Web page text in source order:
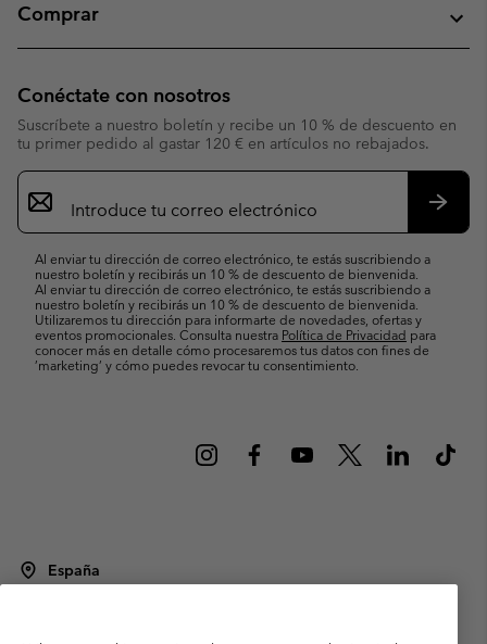
Comprar
Conéctate con nosotros
Suscríbete a nuestro boletín y recibe un 10 % de descuento en
tu primer pedido al gastar 120 € en artículos no rebajados.
Suscripción
de
correo
Al enviar tu dirección de correo electrónico, te estás suscribiendo a
nuestro boletín y recibirás un 10 % de descuento de bienvenida.
Al enviar tu dirección de correo electrónico, te estás suscribiendo a
nuestro boletín y recibirás un 10 % de descuento de bienvenida.
Utilizaremos tu dirección para informarte de novedades, ofertas y
eventos promocionales. Consulta nuestra Política de Privacidad para
conocer más en detalle cómo procesaremos tus datos con fines de
’marketing’ y cómo puedes revocar tu consentimiento.
España